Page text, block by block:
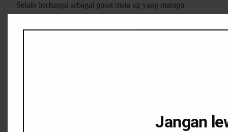
Selain berfungsi sebagai pusat mata air yang mampu
tangga, di sanalah sebagian besar penduduk, khususnya
tak kalah penting, yakni meningkatnya tindak represi oleh
Jangan